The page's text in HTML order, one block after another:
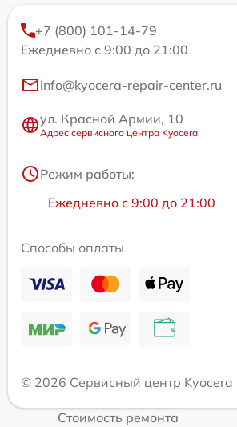
+7 (800) 101-14-79
Ежедневно с 9:00 до 21:00
info@kyocera-repair-center.ru
ул. Красной Армии, 10
Адрес сервисного центра Kyocera
Режим работы:
Ежедневно с 9:00 до 21:00
Способы оплаты
© 2026 Сервисный центр Kyocera
Стоимость ремонта